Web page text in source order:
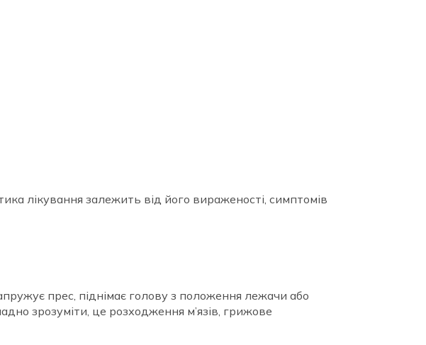
лікування залежить від його вираженості, симптомів
прес, піднімає голову з положення лежачи або
зрозуміти, це розходження м’язів, грижове